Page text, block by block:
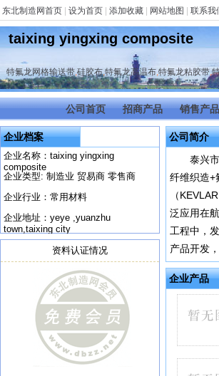
东北制造网首页 设为首页 添加收藏 网站地图 联系我
taixing yingxing composite
特氟龙网格输送带,硅胶布,特氟龙高温布,特氟龙粘胶带,
公司首页 招商产品 销售产品
企业档案
企业名称：taixing yingxing
composite
企业类型: 制造业 贸易商 零售商
企业行业：常用材料
企业地址：yeye ,yuanzhu
town,taixing city
资料认证情况
公司简介
泰兴
纤维织造+
（
泛应用在
工程中，
产品开发
企业产品